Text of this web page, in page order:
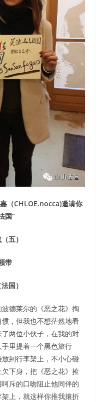
（CHLOE.nocca)邀请你
国”
五）
带
国）
德莱尔的《恶之花》掏
，但我也不想茫然地看
两位小伙子，在我的对
里提着一个黑色旅行
到行李架上，不小心碰
下身，把《恶之花》捡
斥的口吻阻止他同伴的
上，就这样你推我攘折